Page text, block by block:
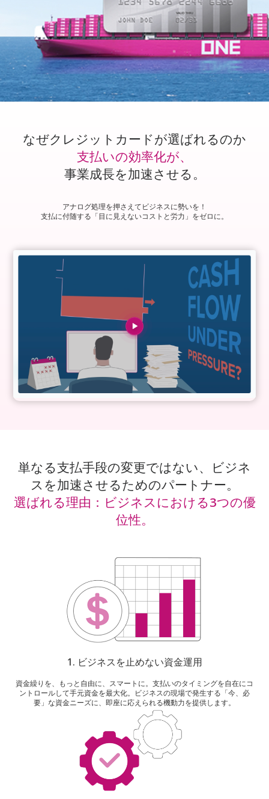
なぜクレジットカードが選ばれるのか
支払いの効率化が、
事業成長を加速させる。
アナログ処理を押さえてビジネスに勢いを！
支払に付随する「目に見えないコストと労力」をゼロに。
単なる支払手段の変更ではない、ビジネ
スを加速させるためのパートナー。
選ばれる理由：ビジネスにおける3つの優
位性。
1. ビジネスを止めない資金運用
資金繰りを、もっと自由に、スマートに。支払いのタイミングを自在にコ
ントロールして手元資金を最大化。ビジネスの現場で発生する「今、必
要」な資金ニーズに、即座に応えられる機動力を提供します。